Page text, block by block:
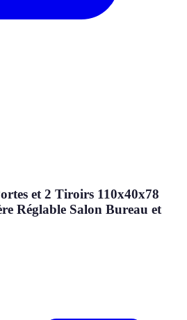
et 2 Tiroirs 110x40x78
Réglable Salon Bureau et